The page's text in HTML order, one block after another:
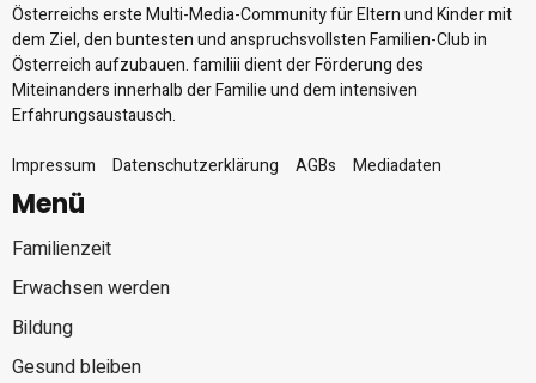
Österreichs erste Multi-Media-Community für Eltern und Kinder mit
dem Ziel, den buntesten und anspruchsvollsten Familien-Club in
Österreich aufzubauen. familiii dient der Förderung des
Miteinanders innerhalb der Familie und dem intensiven
Erfahrungsaustausch.
Impressum
Datenschutzerklärung AGBs Mediadaten
Menü
Familienzeit
Erwachsen werden
Bildung
Gesund bleiben